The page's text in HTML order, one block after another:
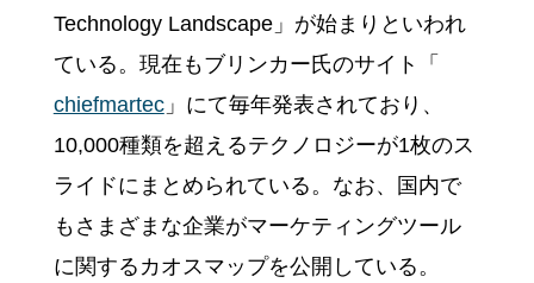
セミナー・イベント
Technology Landscape」が始まりといわれ
ている。現在もブリンカー氏のサイト「
chiefmartec」にて毎年発表されており、
10,000種類を超えるテクノロジーが1枚のス
ライドにまとめられている。なお、国内で
もさまざまな企業がマーケティングツール
に関するカオスマップを公開している。